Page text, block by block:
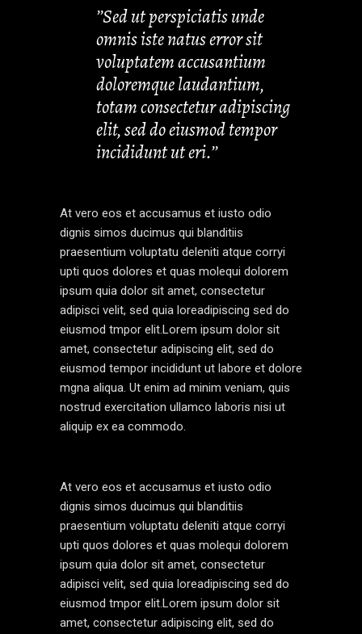
’’Sed ut perspiciatis unde
omnis iste natus error sit
voluptatem accusantium
doloremque laudantium,
totam consectetur adipiscing
elit, sed do eiusmod tempor
incididunt ut eri.’’
At vero eos et accusamus et iusto odio
dignis simos ducimus qui blanditiis
praesentium voluptatu deleniti atque corryi
upti quos dolores et quas molequi dolorem
ipsum quia dolor sit amet, consectetur
adipisci velit, sed quia loreadipiscing sed do
eiusmod tmpor elit.Lorem ipsum dolor sit
amet, consectetur adipiscing elit, sed do
eiusmod tempor incididunt ut labore et dolore
mgna aliqua. Ut enim ad minim veniam, quis
nostrud exercitation ullamco laboris nisi ut
aliquip ex ea commodo.
At vero eos et accusamus et iusto odio
dignis simos ducimus qui blanditiis
praesentium voluptatu deleniti atque corryi
upti quos dolores et quas molequi dolorem
ipsum quia dolor sit amet, consectetur
adipisci velit, sed quia loreadipiscing sed do
eiusmod tmpor elit.Lorem ipsum dolor sit
amet, consectetur adipiscing elit, sed do